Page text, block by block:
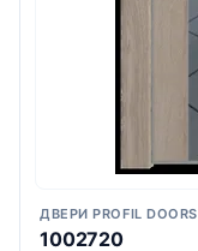
ДВЕРИ PROFIL
1002720